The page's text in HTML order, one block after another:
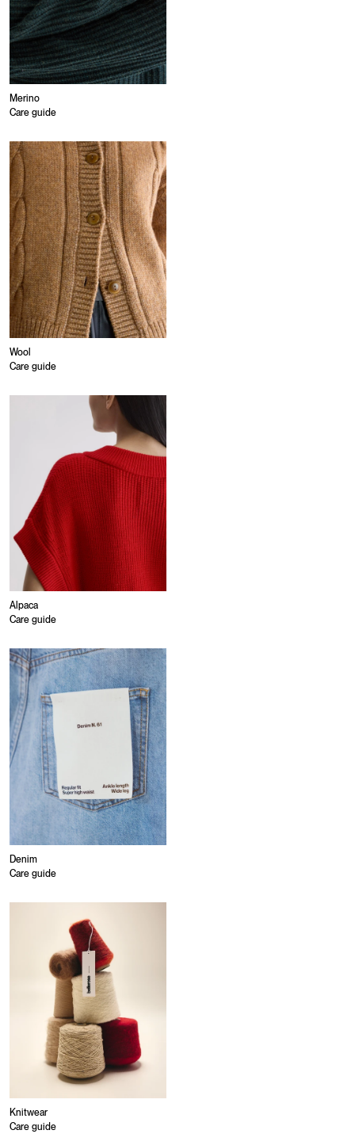
Merino
Care guide
Wool
Care guide
Alpaca
Care guide
Denim
Care guide
Knitwear
Care guide